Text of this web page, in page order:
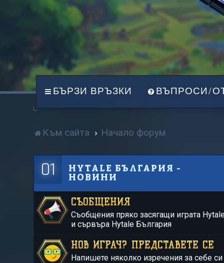
БЪРЗИ ВРЪЗКИ ВЪПРОСИ/
Към сайта Начало форум
01
HYTALE БЪЛГАРИЯ -
НОВИНИ
СЪОБЩЕНИЯ
Съобщения пряко засягащи играта
и сървъра Hytale България
НОВ ИГРАЧ? ПРЕДСТАВЕТЕ СЕ
Напишете няколко изречения за себе си